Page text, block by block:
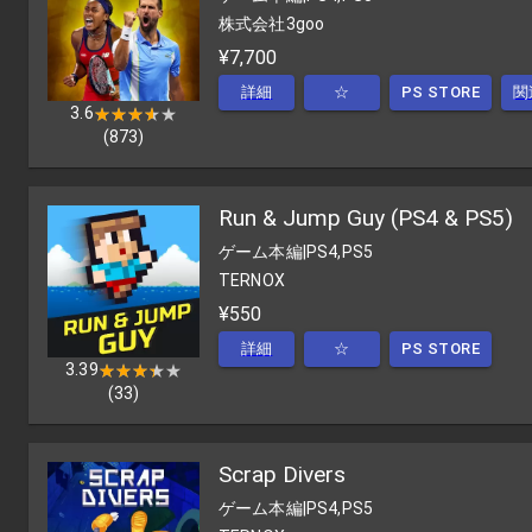
3.6★★★★★
★★★★★
(873)
株式会社3goo
¥7,700
詳細 ☆ PS STORE
3.39★★★★★
★★★★★
(33)
Run & Jump Guy (PS4 & PS5)
ゲーム本編|PS4,PS5
TERNOX
¥550
詳細 ☆ PS STORE
Scrap Divers
ゲーム本編|PS4,PS5